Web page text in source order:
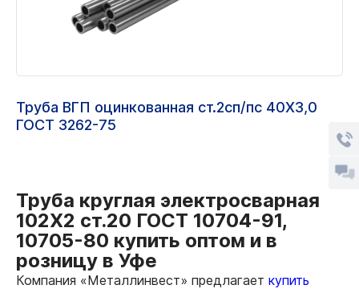
Труба ВГП оцинкованная ст.2сп/пс 40Х3,0
ГОСТ 3262-75
Труба круглая электросварная
102Х2 ст.20 ГОСТ 10704-91,
10705-80 купить оптом и в
розницу в Уфе
Компания «Металлинвест» предлагает купить